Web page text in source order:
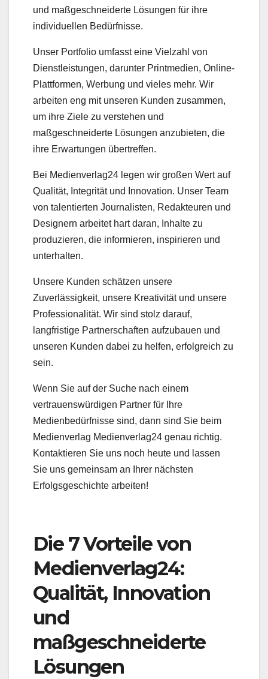
und maßgeschneiderte Lösungen für ihre
individuellen Bedürfnisse.
Unser Portfolio umfasst eine Vielzahl von
Dienstleistungen, darunter Printmedien, Online-
Plattformen, Werbung und vieles mehr. Wir
arbeiten eng mit unseren Kunden zusammen,
um ihre Ziele zu verstehen und
maßgeschneiderte Lösungen anzubieten, die
ihre Erwartungen übertreffen.
Bei Medienverlag24 legen wir großen Wert auf
Qualität, Integrität und Innovation. Unser Team
von talentierten Journalisten, Redakteuren und
Designern arbeitet hart daran, Inhalte zu
produzieren, die informieren, inspirieren und
unterhalten.
Unsere Kunden schätzen unsere
Zuverlässigkeit, unsere Kreativität und unsere
Professionalität. Wir sind stolz darauf,
langfristige Partnerschaften aufzubauen und
unseren Kunden dabei zu helfen, erfolgreich zu
sein.
Wenn Sie auf der Suche nach einem
vertrauenswürdigen Partner für Ihre
Medienbedürfnisse sind, dann sind Sie beim
Medienverlag Medienverlag24 genau richtig.
Kontaktieren Sie uns noch heute und lassen
Sie uns gemeinsam an Ihrer nächsten
Erfolgsgeschichte arbeiten!
Die 7 Vorteile von
Medienverlag24:
Qualität, Innovation
und
maßgeschneiderte
Lösungen